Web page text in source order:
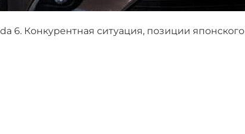
6. Конкурентная ситуация, позиции японского